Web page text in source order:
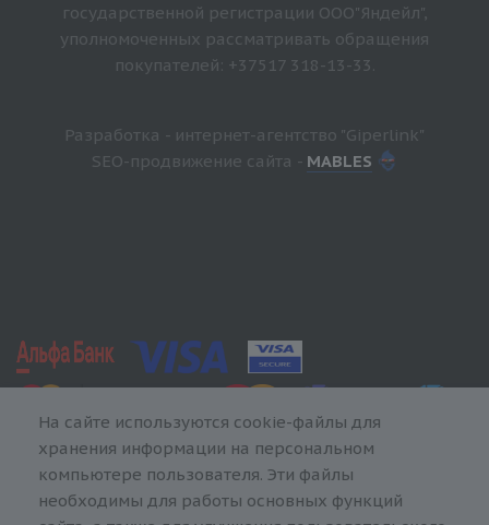
государственной регистрации ООО"Яндейл",
уполномоченных рассматривать обращения
покупателей: +37517 318-13-33.
Разработка - интернет-агентство "Giperlink"
SEO-продвижение сайта - MABLES
На сайте используются cookie-файлы для
хранения информации на персональном
компьютере пользователя. Эти файлы
необходимы для работы основных функций